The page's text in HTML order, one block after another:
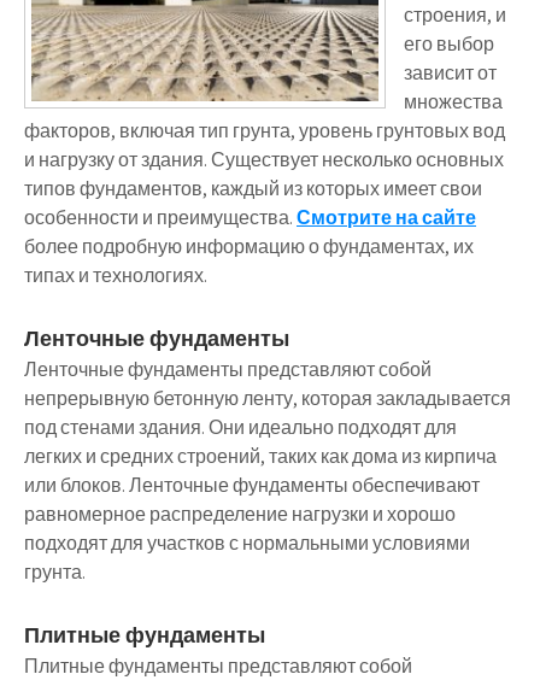
строения, и
его выбор
зависит от
множества
факторов, включая тип грунта, уровень грунтовых вод
и нагрузку от здания. Существует несколько основных
типов фундаментов, каждый из которых имеет свои
особенности и преимущества.Смотрите на сайте
более подробную информацию о фундаментах, их
типах и технологиях.
Ленточные фундаменты
Ленточные фундаменты представляют собой
непрерывную бетонную ленту, которая закладывается
под стенами здания. Они идеально подходят для
легких и средних строений, таких как дома из кирпича
или блоков. Ленточные фундаменты обеспечивают
равномерное распределение нагрузки и хорошо
подходят для участков с нормальными условиями
грунта.
Плитные фундаменты
Плитные фундаменты представляют собой